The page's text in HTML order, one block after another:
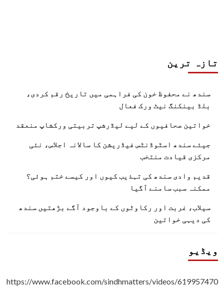
تازہ ترین
سندھ نے محفوظ خون کی فراہمی میں تاریخ رقم کردی،
بلڈ بینکنگ نیٹ ورک فعال
خواتین صحافیوں کے لیے لیڈرشپ تربیتی ورکشاپ منعقد
جیئے سندھ اسٹوڈنٹس فیڈریشن کا سالانہ اجلاس، نئی
مرکزی قیادت منتخب
قدیم وادی سندھ کی تہذیب کیوں اور کیسے ختم ہوئی؟
ممکنہ سبب سامنے آگیا
سیلاب، غربت اور رکاوٹوں کے باوجود آگے بڑھتیں سندھ
کی دیہی خواتین
ویڈیو
https://www.facebook.com/sindhmatters/videos/619957470